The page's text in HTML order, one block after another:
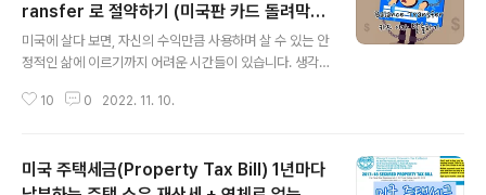
다. 이번 실험(?)은 다음과 같이 진행했습니다. 캐나다 달러
총 $600 달러를 둘로 나눠서, 각각 $300(CAD) 달러를
미국 달러(USD)로 환전하면 얼마가 되는지 2곳의 은행에
인 통장 계정이 있는 Bank of America에 갔습니다. 여
ransfer 로 절약하기 (미국판 카드 돌려막
기?)
미국에 살다 보면, 자신의 수익만큼 사용하며 살 수 있는 안
정적인 삶에 이르기까지 어려운 시간들이 있습니다. 생각
죠. 개인적으로 한국에서 한 번도 가져보지 못한 카드 빚(d
니다. 미국의 신용 카드 서비스인 Balance Transfer를
10 0 2022. 11. 10.
미국 주택세금(Property Tax Bill) 1년마다